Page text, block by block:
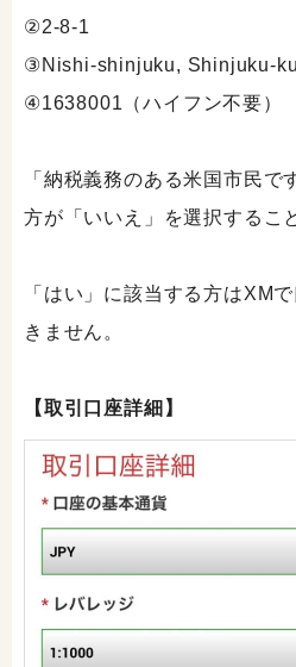
②2-8-1
③Nishi-shinjuku, Shinjuku-ku
④1638001（ハイフン不要）
「納税義務のある米国市民で
方が「いいえ」を選択するこ
「はい」に該当する方はXM
きません。
【取引口座詳細】